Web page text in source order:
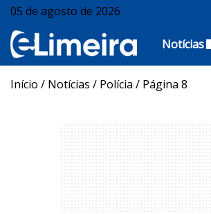
05 de agosto de 2026
Notícias
Início / Notícias / Polícia / Página 8